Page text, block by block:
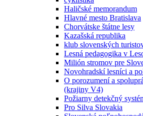
Haličské memorandum
Hlavné mesto Bratislava
Chorvátske štátne lesy
Kazašská republika
klub slovenských
Lesná pedagogika v
Milión stromov pre
Novohradskí lesníci a
O porozumení a
(krajiny V4)
Požiarny detekčný
Pro Silva Slovakia